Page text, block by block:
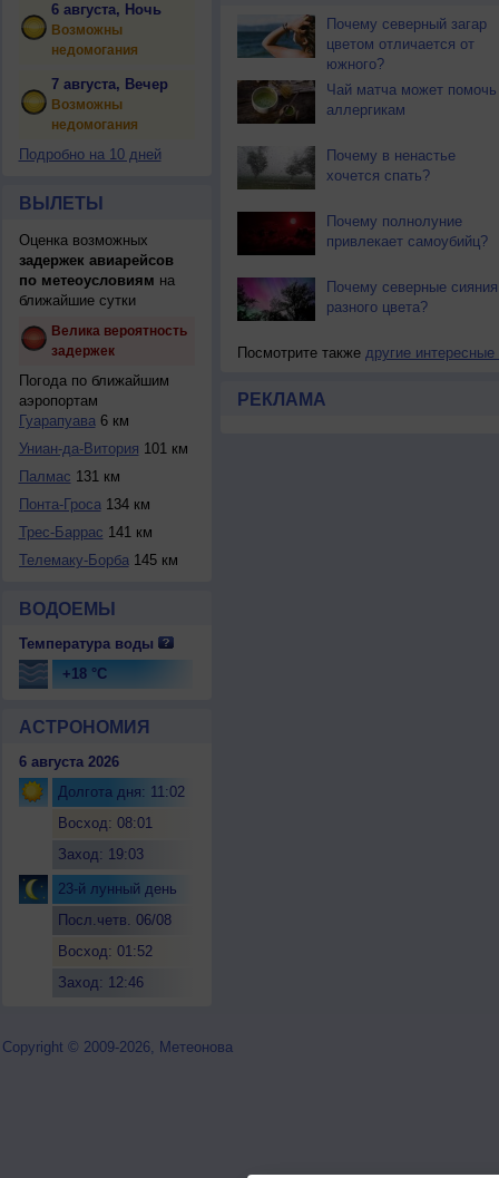
6 августа, Ночь
Возможны
недомогания
7 августа, Вечер
Возможны
недомогания
Подробно на 10 дней
ВЫЛЕТЫ
Оценка возможных
задержек авиарейсов
по метеоусловиям на
ближайшие сутки
Велика вероятность
задержек
Погода по ближайшим
аэропортам
Гуарапуава6 км
Униан-да-Витория 101 км
Палмас 131 км
Понта-Гроса134 км
Трес-Баррас 141 км
Телемаку-Борба145 км
ВОДОЕМЫ
Температура воды
+18 °C
АСТРОНОМИЯ
6 августа 2026
Долгота дня: 11:02
Восход: 08:01
Заход: 19:03
23-й лунный день
Посл.четв. 06/08
Восход: 01:52
Заход: 12:46
Почему северный загар
цветом отличается от
южного?
Чай матча может помочь
аллергикам
Почему в ненастье
хочется спать?
Почему полнолуние
привлекает самоубийц?
Почему северные сияния
разного цвета?
Посмотрите также другие интересные
РЕКЛАМА
Copyright © 2009-2026, Метеонова